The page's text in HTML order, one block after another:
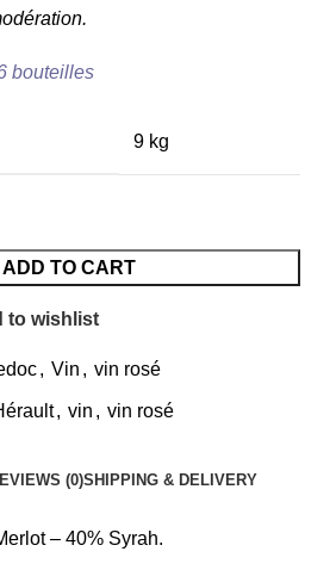
bouteilles
9 kg
ADD TO CART
to wishlist
, Vin , vin rosé
, vin , vin rosé
(0)SHIPPING & DELIVERY
– 40% Syrah.